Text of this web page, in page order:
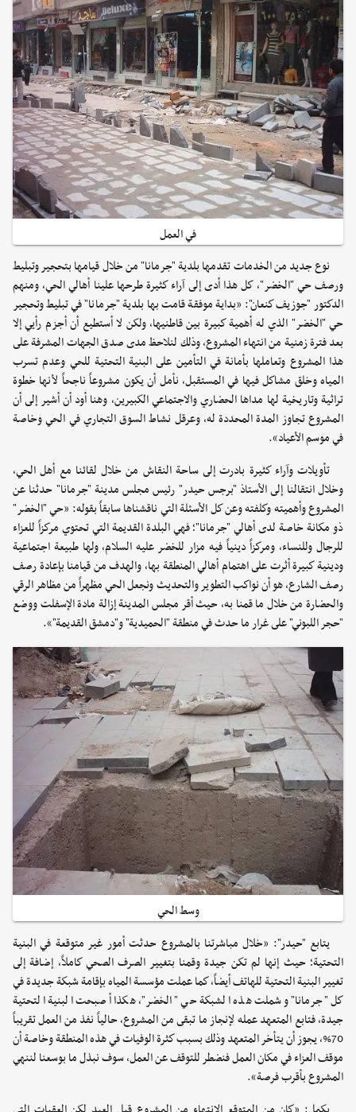
في العمل
نوع جديد من الخدمات تقدمها بلدية "جرمانا" من خلال قيامها بتحجير وتبليط
ورصف حي "الخضر"، كل هذا أدى إلى آراء كثيرة طرحها علينا أهالي الحي، ومنهم
الدكتور "جوزيف كنعان": «بداية موفقة قامت بها بلدية "جرمانا" في تبليط وتحجير
حي "الخضر" الذي له أهمية كبيرة بين قاطنيها، ولكن لا أستطيع أن أجزم رأيي إلا
بعد فترة زمنية من انتهاء المشروع، وذلك لنلاحظ مدى صدق الجهات المشرفة على
هذا المشروع وتعاملها بأمانة في التأمين على البنية التحتية للحي وعدم تسرب
المياه وخلق مشاكل فيها في المستقبل، نأمل أن يكون مشروعاً ناجحاً لأنها خطوة
تراثية وتاريخية لها مداها الحضاري والاجتماعي الكبيرين، وهنا أود أن أشير إلى أن
المشروع تجاوز المدة المحددة له، وعرقل نشاط السوق التجاري في الحي وخاصة
في موسم الأعياد».
تأويلات وآراء كثيرة بادرت إلى ساحة النقاش من خلال لقائنا مع أهل الحي،
وخلال انتقالنا إلى الأستاذ "برجس حيدر" رئيس مجلس مدينة "جرمانا" حدثنا عن
المشروع وأهميته وكلفته وعن كل الأسئلة التي ناقشناها سابقاً بقوله: «حي "الخضر"
ذو مكانة خاصة لدى أهالي "جرمانا"؛ فهي البلدة القديمة التي تحتوي مركزاً للعزاء
للرجال وللنساء، ومركزاً دينياً فيه مزار للخضر عليه السلام، ولها طبيعة اجتماعية
ودينية كبيرة أثرت على اهتمام أهالي المنطقة بها، والهدف من قيامنا بإعادة رصف
رصف الشارع، هو أن نواكب التطوير والتحديث ونجعل الحي مظهراً من مظاهر الرقي
والحضارة من خلال ما قمنا به، حيث أقر مجلس المدينة إزالة مادة الإسفلت ووضع
"حجر اللبوني" على غرار ما حدث في منطقة "الحميدية" و"دمشق القديمة"».
وسط الحي
يتابع "حيدر": «خلال مباشرتنا بالمشروع حدثت أمور غير متوقعة في البنية
التحتية؛ حيث إنها لم تكن جيدة وقمنا بتغيير الصرف الصحي كاملاً، إضافة إلى
تغيير البنية التحتية للهاتف أيضاً، كما عملت مؤسسة المياه بإقامة شبكة جديدة في
كل "جرمانا" وشملت هذه الشبكة حي "الخضر"، هكذا أصبحت البنية التحتية
جيدة، فتابع المتعهد عمله لإنجاز ما تبقى من المشروع، حالياً نفذ من العمل تقريباً
70%، يجوز أن يتأخر المتعهد وذلك بسبب كثرة الوفيات في هذه المنطقة وخاصة أن
موقف العزاء في مكان العمل فنضطر للتوقف عن العمل، سوف نبذل ما بوسعنا لننهي
المشروع بأقرب فرصة».